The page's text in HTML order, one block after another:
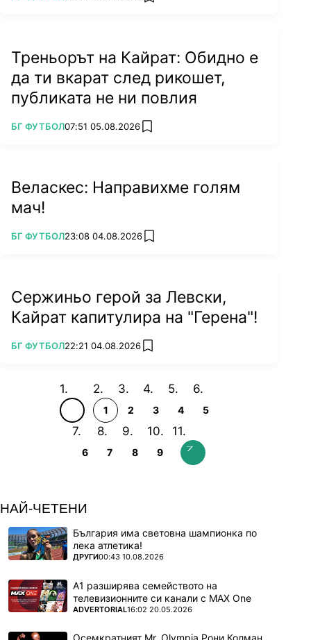
Треньорът на Кайрат: Обидно е
да ти вкарат след рикошет,
публиката не ни повлия
ПОВЕЧЕ ОТ
БГ ФУТБОЛ07:51 05.08.2026 add favorites
Веласкес: Направихме голям
мач!
ПОВЕЧЕ ОТ
БГ ФУТБОЛ23:08 04.08.2026 add favorites
Сержиньо герой за Левски,
Кайрат капитулира на "Герена"!
ПОВЕЧЕ ОТ
БГ ФУТБОЛ22:21 04.08.2026 add favorites
1 2 3 4 5
6 7 8 9
НАЙ-ЧЕТЕНИ
България има световна шампионка по
лека атлетика!
ПОВЕЧЕ ОТ
ДРУГИ00:43 10.08.2026
А1 разширява семейството на
телевизионните си канали с MAX One
ПОВЕЧЕ ОТ
ADVERTORIAL16:02 20.05.2026